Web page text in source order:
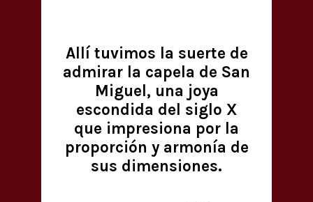
Allí tuvimos la suerte de
admirar la capela de San
Miguel, una joya
escondida del siglo X
que impresiona por la
proporción y armonía de
sus dimensiones.